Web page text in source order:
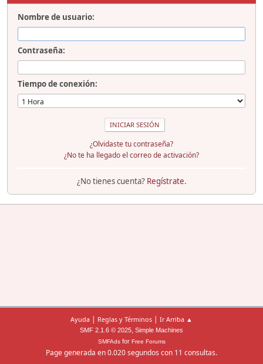
Nombre de usuario:
Contraseña:
Tiempo de conexión:
¿Olvidaste tu contraseña?
¿No te ha llegado el correo de activación?
¿No tienes cuenta? Regístrate.
Ayuda | Reglas y Términos | Ir Arriba ▲
SMF 2.1.6 © 2025, Simple Machines
SMFAdsfor Free Forums
Page generada en 0.020 segundos con 11 consultas.